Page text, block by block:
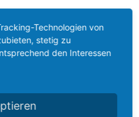
Rindergulasch,
und Rotkohl,
Technologien von
stetig zu
den Interessen